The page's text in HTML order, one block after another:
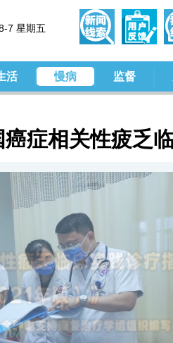
7 星期五
活 慢病 监督
症相关性疲乏